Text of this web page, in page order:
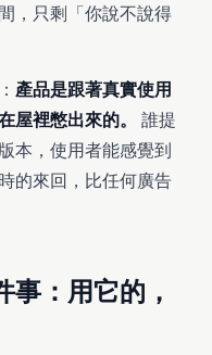
，只剩「你說不說得
產品是跟著真實使用
屋裡憋出來的。
誰提
本，使用者能感覺到
的來回，比任何廣告
：用它的，